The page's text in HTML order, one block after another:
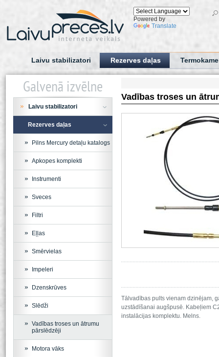
Powered by
Translate
Laivu stabilizatori Rezerves daļas
Vadības troses un
Tālvadības pults vienam dzinējam,
uzstādīšanai augšpusē. Kabeļiem
instalācijas komplektu. Melns.
Galvenā izvēlne
Laivu stabilizatori
Rezerves daļas
Pilns Mercury detaļu katalogs
Apkopes komplekti
Instrumenti
Sveces
Filtri
Eļļas
Smērvielas
Impeleri
Dzenskrūves
Slēdži
Vadības troses un ātrumu
pārslēdzēji
Motora vāks